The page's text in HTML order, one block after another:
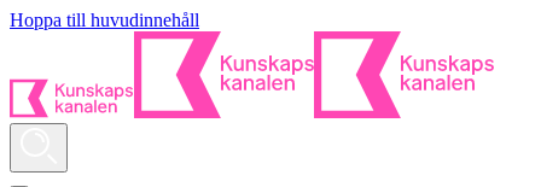
Hoppa till huvudinnehåll